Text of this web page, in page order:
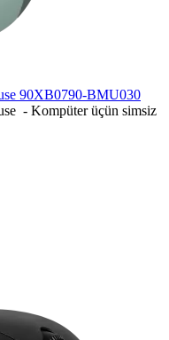
90XB0790-BMU030
- Kompüter üçün simsiz